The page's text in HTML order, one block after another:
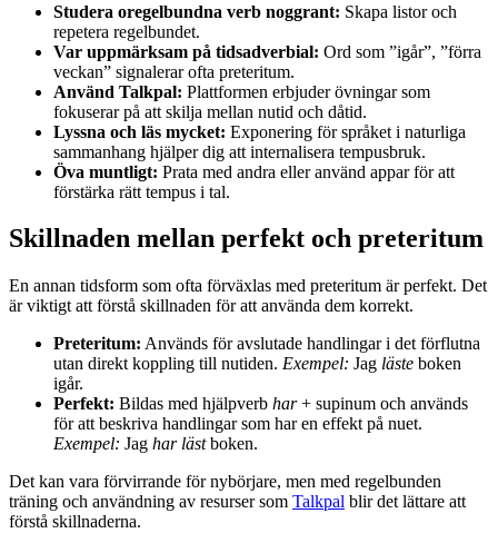
Studera oregelbundna verb noggrant: Skapa listor och
repetera regelbundet.
Var uppmärksam på tidsadverbial: Ord som ”igår”, ”förra
veckan” signalerar ofta preteritum.
Använd Talkpal: Plattformen erbjuder övningar som
fokuserar på att skilja mellan nutid och dåtid.
Lyssna och läs mycket: Exponering för språket i naturliga
sammanhang hjälper dig att internalisera tempusbruk.
Öva muntligt: Prata med andra eller använd appar för att
förstärka rätt tempus i tal.
Skillnaden mellan perfekt och preteritum
En annan tidsform som ofta förväxlas med preteritum är perfekt. Det
är viktigt att förstå skillnaden för att använda dem korrekt.
Preteritum: Används för avslutade handlingar i det förflutna
utan direkt koppling till nutiden. Exempel: Jag läste boken
igår.
Perfekt: Bildas med hjälpverb har+ supinum och används
för att beskriva handlingar som har en effekt på nuet.
Exempel: Jag har lästboken.
Det kan vara förvirrande för nybörjare, men med regelbunden
träning och användning av resurser som Talkpal blir det lättare att
förstå skillnaderna.